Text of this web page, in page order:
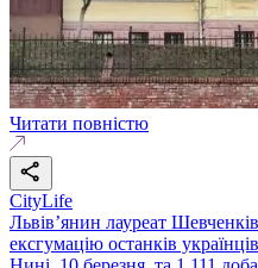
Читати повністю
CityLife
Львів’янин лауреат
ексгумацію останків